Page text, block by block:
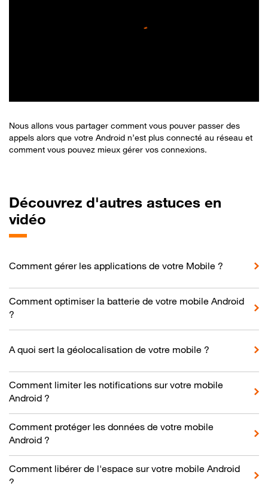
Nous allons vous partager comment vous pouver passer des
appels alors que votre Android n’est plus connecté au réseau et
comment vous pouvez mieux gérer vos connexions.
Découvrez d'autres astuces en
vidéo
Comment gérer les applications de votre Mobile ?
Comment optimiser la batterie de votre mobile Android
?
A quoi sert la géolocalisation de votre mobile ?
Comment limiter les notifications sur votre mobile
Android ?
Comment protéger les données de votre mobile
Android ?
Comment libérer de l'espace sur votre mobile Android